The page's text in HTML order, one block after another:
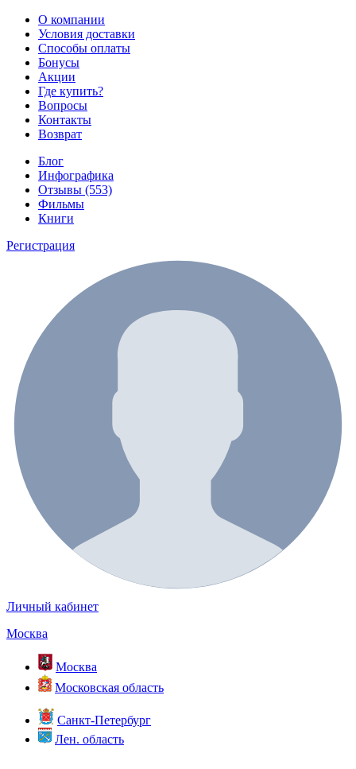
О компании
Условия доставки
Способы оплаты
Бонусы
Акции
Где купить?
Вопросы
Контакты
Возврат
Блог
Инфографика
Отзывы (553)
Фильмы
Книги
Регистрация
Личный кабинет
Москва
Москва
Московская область
Санкт-Петербург
Лен. область